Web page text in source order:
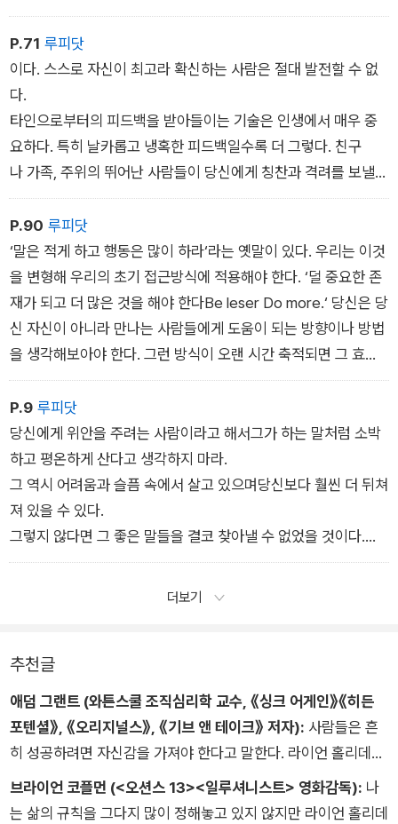
P.71 루피닷
이다. 스스로 자신이 최고라 확신하는 사람은 절대 발전할 수 없
다.
타인으로부터의 피드백을 받아들이는 기술은 인생에서 매우 중
요하다. 특히 날카롭고 냉혹한 피드백일수록 더 그렇다. 친구
나 가족, 주위의 뛰어난 사람들이 당신에게 칭찬과 격려를 보낼수
록 그런 냉정한 비판과 비평을 적극적으로 요청하고 얻으려고 노
력해야한다. 그러나 에고는 어떻게든 이런 반응을 피하려고 한
다. 하기야그 누가 쓴소리를 듣고 싶어 하고 자기 스스로 개선 훈
련을 다시하고 싶겠는가? 에고는 자기 자신에 대해 이미 잘 알
고 있고 자기는 완벽하고 천재인데다 정말 창의적이며 특별하다
고 여긴다. 그래서 이대로도 충분하다고 말한다.
에고는 또한 시간을 들여 스스로를 성장시키는 것도 허용하지 않
는다. 우리는 오랜 배움 속에서 모호함이나 역설과 씨름한 후에야
우리가 궁극적으로 원하는 곳에 가 닿을 수 있다. 이 과정에서 나
는충분히 알지 못한다는 깨달음, 지속적으로 배워야 한다는 겸손
만이우리를 거기에 데려다준다. 그러나 에고는 그런 인내를 견디
지 못하며 오히려 약점으로 보고 패배자의 태도라고 몰아붙인
다. 그리고이미 우리 안에는 이미 충분한 재능과 능력이 있다
고 속삭이며 자기만의 상상에 사로잡히는 것이다.
P.90 루피닷
‘말은 적게 하고 행동은 많이 하라‘라는 옛말이 있다. 우리는 이것
을 변형해 우리의 초기 접근방식에 적용해야 한다. ‘덜 중요한 존
재가 되고 더 많은 것을 해야 한다Be leser Do more.‘ 당신은 당
신 자신이 아니라 만나는 사람들에게 도움이 되는 방향이나 방법
을 생각해보아야 한다. 그런 방식이 오랜 시간 축적되면 그 효과
는 어마어마하게 커진다. 당신은 다양한 문제들을 해결함으로
써 많은 것들을배우게 되고, 조직 내에서 없어서는 안 되는 사람
이 될 것이다. 셀수 없이 많은 새로운 관계들을 인맥으로 쌓을 수
도 있다. 또한 이를통해 필요한 경우에 인출해 쓸 수 있는 많은 양
의 편의를 저축해둔셈이다.
다른 사람을 도움으로써 궁극적으로 자기 자신을 돕는 것, 바로이
것이 ‘캔버스 전략‘이다. 이 전략은 장기적인 효과를 위해서 단기
적인 효과를 버리려는 노력이다. 모든 사람이 타인의 인정과 존경
로써 그들이 칭찬과 존경을 받을 때 당신은 오롯이 즐거워
P.9 루피닷
당신에게 위안을 주려는 사람이라고 해서그가 하는 말처럼 소박
하고 평온하게 산다고 생각하지 마라.
그 역시 어려움과 슬픔 속에서 살고 있으며당신보다 훨씬 더 뒤쳐
져 있을 수 있다.
그렇지 않다면 그 좋은 말들을 결코 찾아낼 수 없었을 것이다.
-라이너 마리아 릴케 Rainer Maria Rilke
더보기
추천글
애덤 그랜트 (와튼스쿨 조직심리학 교수, 《싱크 어게인》《히든
포텐셜》, 《오리지널스》, 《기브 앤 테이크》 저자): 사람들은 흔
히 성공하려면 자신감을 가져야 한다고 말한다. 라이언 홀리데이
는 참신한 발상으로 이런 논리에 반기를 들고, 성공보다 더 큰 가
치를 추구함으로써 자신감을 획득하는 방식에 초점을 맞춘다.
브라이언 코플먼 (<오션스 13><일루셔니스트> 영화감독): 나
는 삶의 규칙을 그다지 많이 정해놓고 있지 않지만 라이언 홀리데